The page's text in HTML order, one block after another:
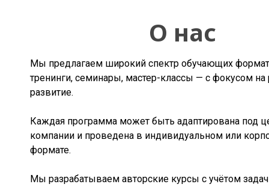
О нас
Мы предлагаем широкий спектр обучающих
тренинги, семинары, мастер-классы — с фокусом на
развитие.
Каждая программа может быть адаптирована под
компании и проведена в индивидуальном или
формате.
Мы разрабатываем авторские курсы с учётом задач